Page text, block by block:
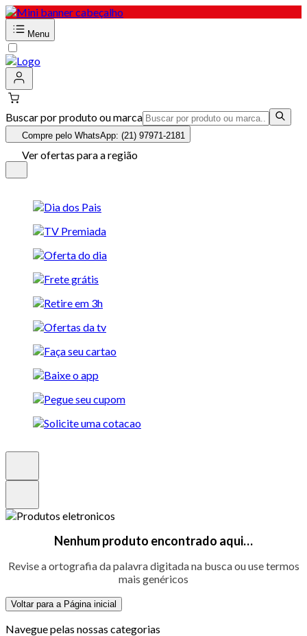
Menu
Buscar por produto ou marca
Compre pelo WhatsApp: (21) 97971-2181
Ver ofertas para a região
Nenhum produto encontrado aqui…
Revise a ortografia da palavra digitada na busca ou use termos
mais genéricos
Voltar para a Página inicial
Navegue pelas nossas categorias